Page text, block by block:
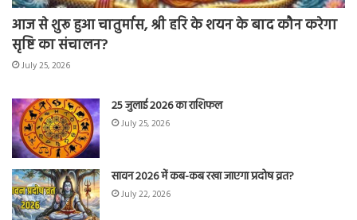
आज से शुरू हुआ चातुर्मास, श्री हरि के शयन के बाद कौन करेगा
सृष्टि का संचालन?
July 25, 2026
25 जुलाई 2026 का राशिफल
July 25, 2026
सावन 2026 में कब-कब रखा जाएगा प्रदोष व्रत?
July 22, 2026